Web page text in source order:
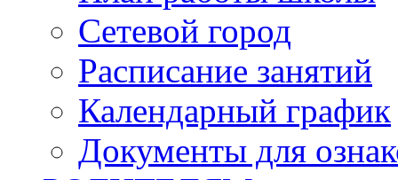
Сетевой город
Расписание занятий
Календарный график
Документы для